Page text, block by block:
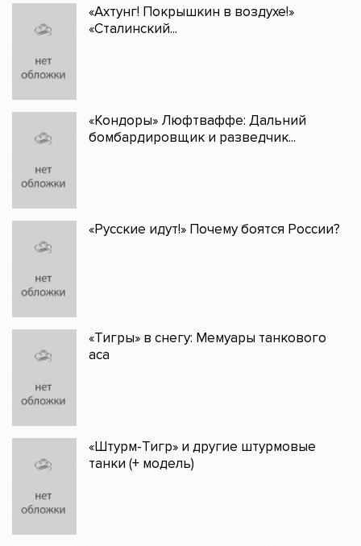
«Ахтунг! Покрышкин в воздухе!»
«Сталинский...
«Кондоры» Люфтваффе: Дальний
бомбардировщик и разведчик...
«Русские идут!» Почему боятся России?
«Тигры» в снегу: Мемуары танкового
аса
«Штурм-Тигр» и другие штурмовые
танки (+ модель)